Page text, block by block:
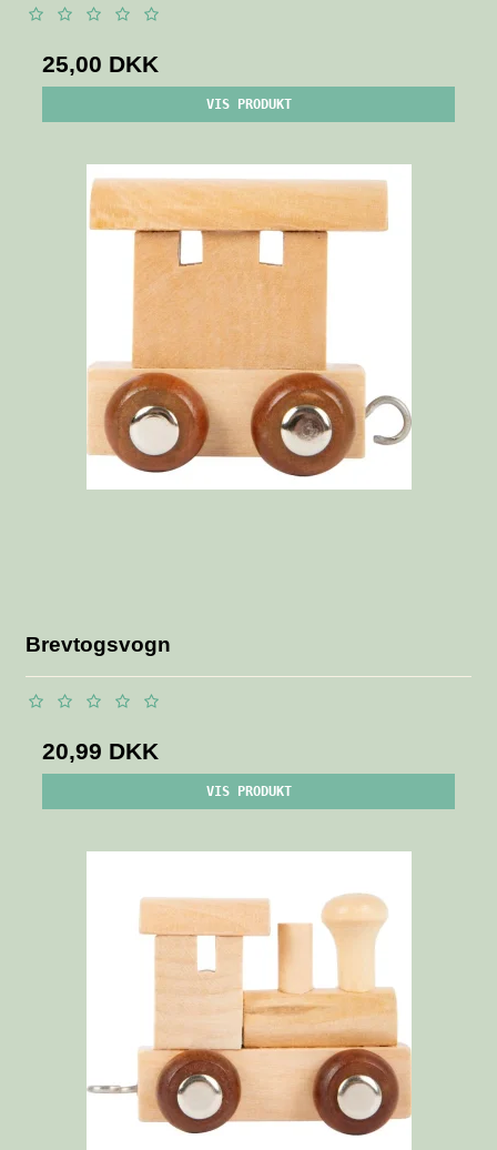
25,00 DKK
VIS PRODUKT
Brevtogsvogn
20,99 DKK
VIS PRODUKT